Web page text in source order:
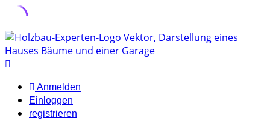
Skip
to
content
Anmelden
Einloggen
registrieren